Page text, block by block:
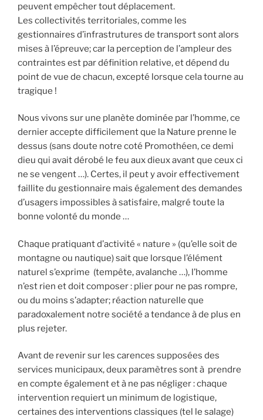
peuvent empêcher tout déplacement.
Les collectivités territoriales, comme les
gestionnaires d’infrastrutures de transport sont alors
mises à l’épreuve; car la perception de l’ampleur des
contraintes est par définition relative, et dépend du
point de vue de chacun, excepté lorsque cela tourne au
tragique !
Nous vivons sur une planète dominée par l’homme, ce
dernier accepte difficilement que la Nature prenne le
dessus (sans doute notre coté Promothéen, ce demi
dieu qui avait dérobé le feu aux dieux avant que ceux ci
ne se vengent …). Certes, il peut y avoir effectivement
faillite du gestionnaire mais également des demandes
d’usagers impossibles à satisfaire, malgré toute la
bonne volonté du monde …
Chaque pratiquant d’activité « nature » (qu’elle soit de
montagne ou nautique) sait que lorsque l’élément
naturel s’exprime (tempête, avalanche …), l’homme
n’est rien et doit composer : plier pour ne pas rompre,
ou du moins s’adapter; réaction naturelle que
paradoxalement notre société a tendance à de plus en
plus rejeter.
Avant de revenir sur les carences supposées des
services municipaux, deux paramètres sont à prendre
en compte également et à ne pas négliger : chaque
intervention requiert un minimum de logistique,
certaines des interventions classiques (tel le salage)